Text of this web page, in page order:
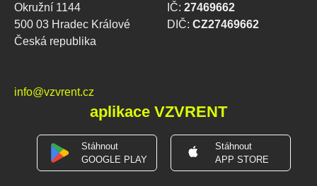
Okružní 1144
500 03 Hradec Králové
Česká republika
IČ: 27469662
DIČ: CZ27469662
info@vzvrent.cz
aplikace VZVRENT
Stáhnout
GOOGLE PLAY
Stáhnout
APP STORE